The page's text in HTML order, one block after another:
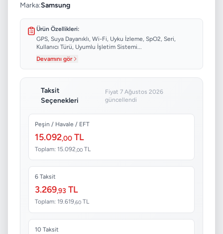
Marka:Samsung
Ürün Özellikleri:
GPS, Suya Dayanıklı, Wi-Fi, Uyku İzleme, SpO2, Seri,
Kullanıcı Türü, Uyumlu İşletim Sistemi...
Devamını gör
Taksit
Seçenekleri
Fiyat 7 Ağustos 2026
güncellendi
Peşin / Havale / EFT
15.092,00 TL
Toplam: 15.092 ,00 TL
6 Taksit
3.269,93 TL
Toplam: 19.619,60 TL
10 Taksit